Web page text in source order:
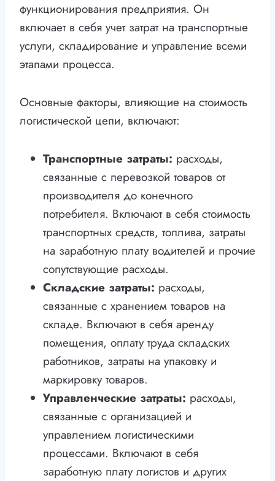
функционирования предприятия. Он
включает в себя учет затрат на транспортные
услуги, складирование и управление всеми
этапами процесса.
Основные факторы, влияющие на стоимость
логистической цепи, включают:
Транспортные затраты: расходы,
связанные с перевозкой товаров от
производителя до конечного
потребителя. Включают в себя стоимость
транспортных средств, топлива, затраты
на заработную плату водителей и прочие
сопутствующие расходы.
Складские затраты: расходы,
связанные с хранением товаров на
складе. Включают в себя аренду
помещения, оплату труда складских
работников, затраты на упаковку и
маркировку товаров.
Управленческие затраты: расходы,
связанные с организацией и
управлением логистическими
процессами. Включают в себя
заработную плату логистов и других